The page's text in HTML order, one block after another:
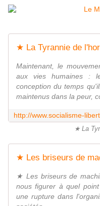
★ La Tyrannie de
Maintenant, le
aux vies humaines :
conception du temps
maintenus dans la peur,
★ La
★ Les briseurs de
nous figurer à quel
une rupture dans